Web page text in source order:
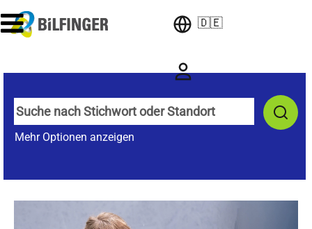
🇩🇪
Mehr Optionen anzeigen